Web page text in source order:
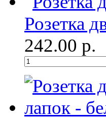
Розетка
242.00 р.